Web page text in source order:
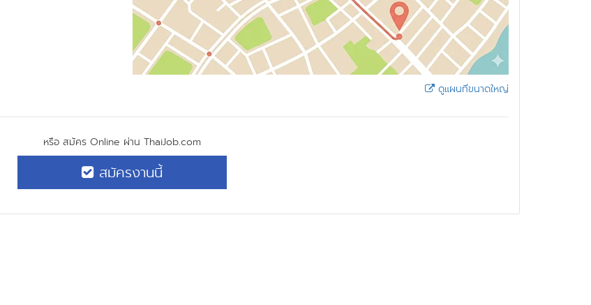
ดูแผนที่ขนาดใหญ่
หรือ สมัคร Online ผ่าน ThaiJob.com
สมัครงานนี้